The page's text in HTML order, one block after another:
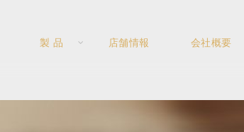
製 品 店舗情報 会社概要